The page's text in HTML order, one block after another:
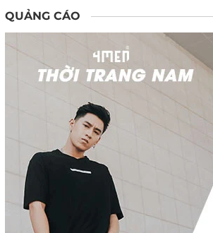
QUẢNG CÁO